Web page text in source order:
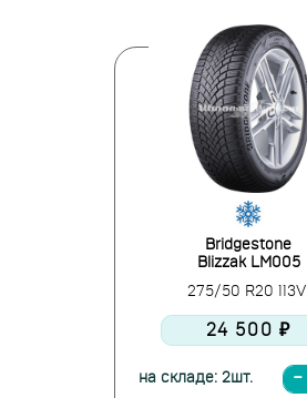
Bridgestone
Blizzak LM005
275/50 R20 113V
24 500 ₽
на складе: 2шт.